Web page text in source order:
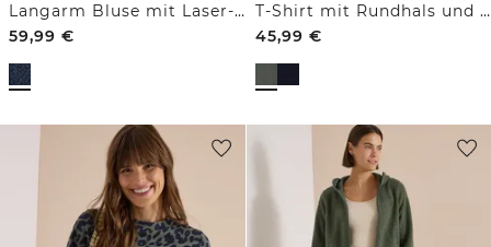
Langarm Bluse mit Laser-Print
59,99 €
T-Shirt mit Rundhals und Leo-Details
45,99 €